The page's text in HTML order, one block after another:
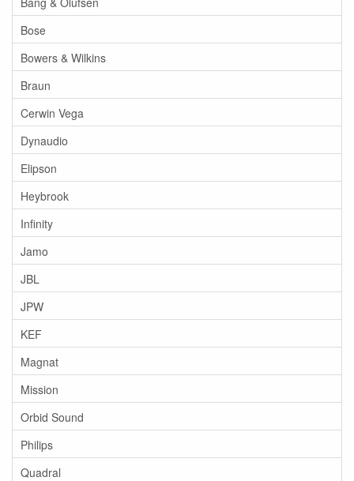
Bose
Bowers & Wilkins
Braun
Cerwin Vega
Dynaudio
Elipson
Heybrook
Infinity
Jamo
JBL
JPW
KEF
Magnat
Mission
Orbid Sound
Philips
Quadral